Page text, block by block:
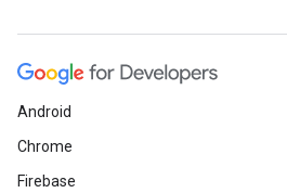
Android
Chrome
Firebase